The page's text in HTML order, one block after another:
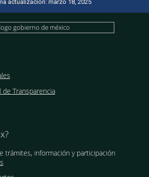
actualización: marzo 18, 2025
de Transparencia
trámites, información y participación